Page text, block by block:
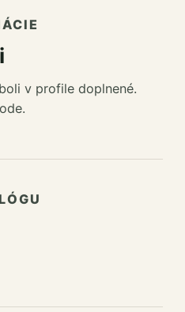
v profile doplnené.